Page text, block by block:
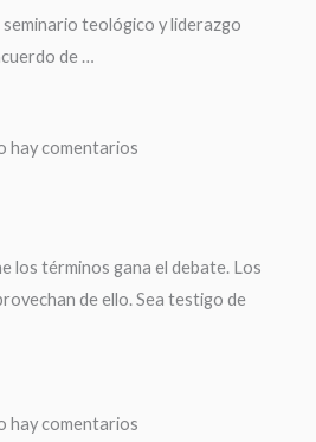
seminario teológico y liderazgo
de …
hay comentarios
los términos gana el debate. Los
de ello. Sea testigo de
hay comentarios